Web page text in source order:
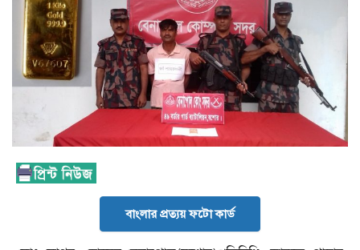
বাংলার প্রত্যয় ফটো কার্ড